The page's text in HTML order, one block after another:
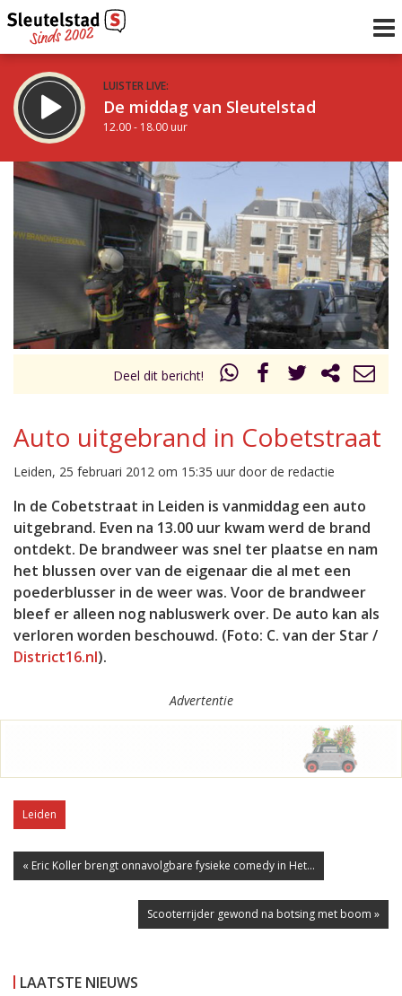
LUISTER LIVE:
De middag van Sleutelstad
12.00 - 18.00 uur
STRAKS:
De avond van Sleutelstad
uur 1 van 0 Volgend uur
Deel dit bericht!
Auto uitgebrand in Cobetstraat
Leiden, 25 februari 2012 om 15:35 uur door de redactie
In de Cobetstraat in Leiden is vanmiddag een auto
uitgebrand. Even na 13.00 uur kwam werd de brand
ontdekt. De brandweer was snel ter plaatse en nam
het blussen over van de eigenaar die al met een
poederblusser in de weer was. Voor de brandweer
bleef er alleen nog nabluswerk over. De auto kan als
verloren worden beschouwd. (Foto: C. van der Star /
District16.nl).
Advertentie
Leiden
« Eric Koller brengt onnavolgbare fysieke comedy in Het...
Scooterrijder gewond na botsing met boom »
LAATSTE NIEUWS